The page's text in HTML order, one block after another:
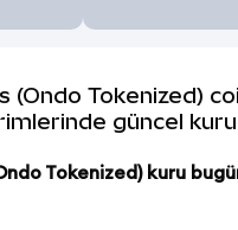
(Ondo Tokenized)
güncel kuru
Tokenized) kuru